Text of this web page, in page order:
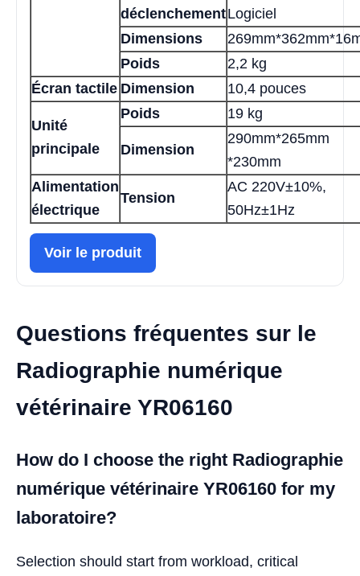
déclenchementLogiciel
Dimensions
Poids
2,2 kg
Écran tactile Dimension 10,4 pouces
Unité
principale
Poids 19 kg
Dimension
290mm*265mm
*230mm
Alimentation
électrique
Tension
AC 220V±10%,
50Hz±1Hz
Voir le produit
Questions fréquentes sur le
Radiographie numérique
vétérinaire YR06160
How do I choose the right Radiographie
numérique vétérinaire YR06160 for my
laboratoire?
Selection should start from workload, critical